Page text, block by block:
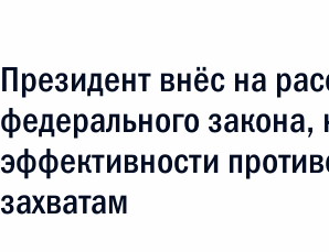
Подписан российско-
и ограничении СНВ
Президент внёс на
федерального
эффективности
захватам